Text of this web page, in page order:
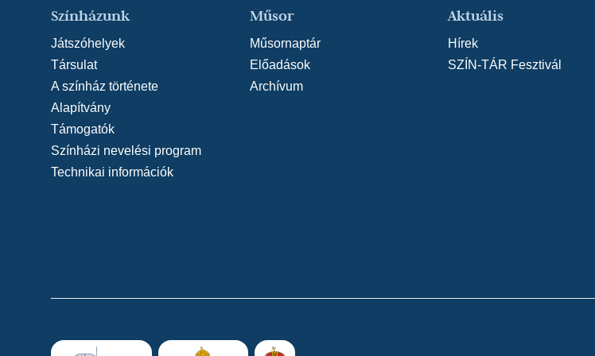
Színházunk
Játszóhelyek
Társulat
A színház története
Alapítvány
Támogatók
Színházi nevelési program
Technikai információk
Műsor
Műsornaptár
Előadások
Archívum
Aktuális
Hírek
SZÍN-TÁR Fesztivál